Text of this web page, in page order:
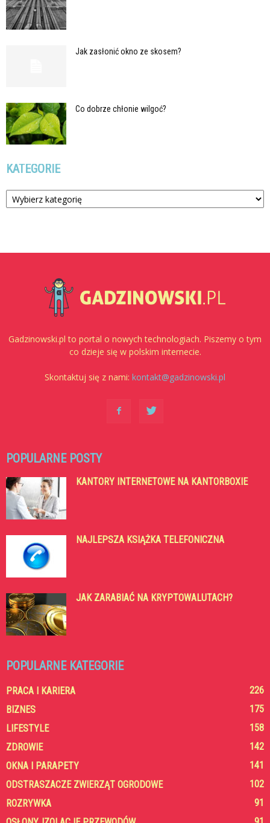
Jak zasłonić okno ze skosem?
Co dobrze chłonie wilgoć?
KATEGORIE
Kategorie
Gadzinowski.pl to portal o nowych technologiach. Piszemy o tym
co dzieje się w polskim internecie.
Skontaktuj się z nami: kontakt@gadzinowski.pl
POPULARNE POSTY
KANTORY INTERNETOWE NA KANTORBOXIE
NAJLEPSZA KSIĄŻKA TELEFONICZNA
JAK ZARABIAĆ NA KRYPTOWALUTACH?
POPULARNE KATEGORIE
PRACA I KARIERA
226
BIZNES
175
LIFESTYLE
158
ZDROWIE
142
OKNA I PARAPETY
141
ODSTRASZACZE ZWIERZĄT OGRODOWE
102
ROZRYWKA
91